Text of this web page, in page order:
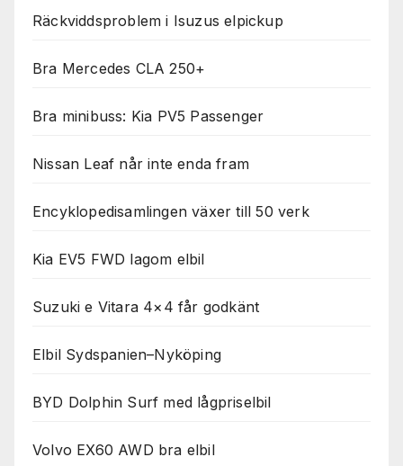
Räckviddsproblem i Isuzus elpickup
Bra Mercedes CLA 250+
Bra minibuss: Kia PV5 Passenger
Nissan Leaf når inte enda fram
Encyklopedisamlingen växer till 50 verk
Kia EV5 FWD lagom elbil
Suzuki e Vitara 4×4 får godkänt
Elbil Sydspanien–Nyköping
BYD Dolphin Surf med lågpriselbil
Volvo EX60 AWD bra elbil